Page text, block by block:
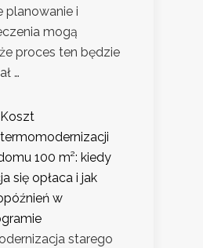
planowanie i
mogą
proces ten będzie
…
Koszt
termomodernizacji
100 m²: kiedy
się opłaca i jak
w
starego